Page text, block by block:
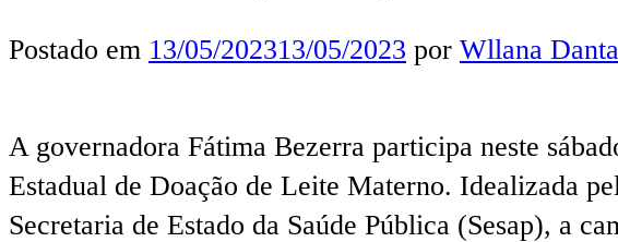
Postado em 13/05/202313/05/2023 por Wllana
A governadora Fátima Bezerra participa neste
Estadual de Doação de Leite Materno. Idealizada
Secretaria de Estado da Saúde Pública (Sesap), a